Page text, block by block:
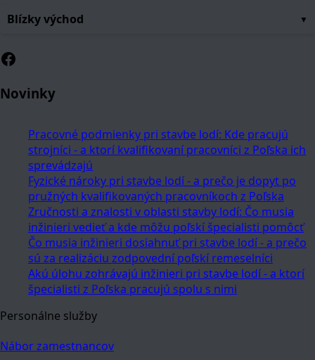
Blízky východ
Facebook
Novinky
Pracovné podmienky pri stavbe lodí: Kde pracujú
strojníci - a ktorí kvalifikovaní pracovníci z Poľska ich
sprevádzajú
Fyzické nároky pri stavbe lodí - a prečo je dopyt po
pružných kvalifikovaných pracovníkoch z Poľska
Zručnosti a znalosti v oblasti stavby lodí: Čo musia
inžinieri vedieť a kde môžu poľskí špecialisti pomôcť
Čo musia inžinieri dosiahnuť pri stavbe lodí - a prečo
sú za realizáciu zodpovední poľskí remeselníci
Akú úlohu zohrávajú inžinieri pri stavbe lodí - a ktorí
špecialisti z Poľska pracujú spolu s nimi
Personálne služby
Nábor zamestnancov